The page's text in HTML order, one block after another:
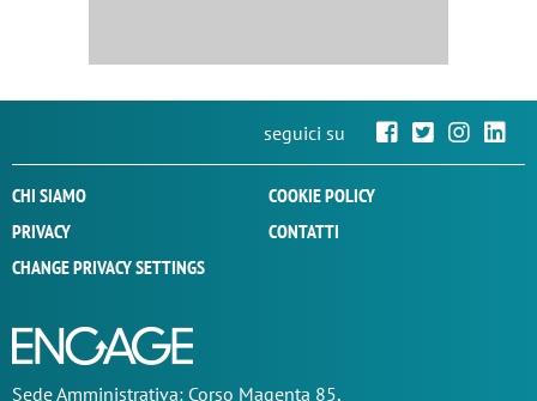
seguici su
CHI SIAMO
COOKIE POLICY
PRIVACY
CONTATTI
CHANGE PRIVACY SETTINGS
SedeAmministrativa: Corso Magenta 85,